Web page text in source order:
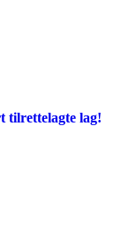
tilrettelagte lag!